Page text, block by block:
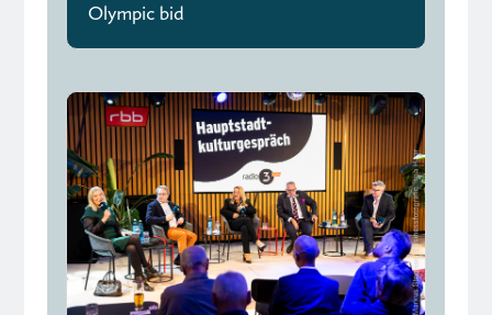
Olympic bid